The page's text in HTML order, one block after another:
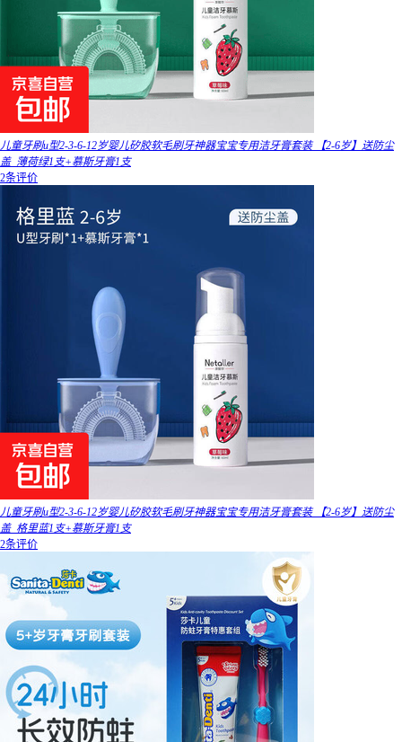
儿童牙刷u型2-3-6-12岁婴儿矽胶软毛刷牙神器宝宝专用洁牙膏套装 【2-6岁】送防尘
盖_薄荷绿1支+慕斯牙膏1支
2条评价
儿童牙刷u型2-3-6-12岁婴儿矽胶软毛刷牙神器宝宝专用洁牙膏套装 【2-6岁】送防尘
盖_格里蓝1支+慕斯牙膏1支
2条评价